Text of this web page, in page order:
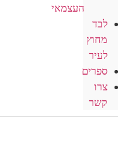
העצמאי
לבד
מחוץ
לעיר
ספרים
צרו
קשר